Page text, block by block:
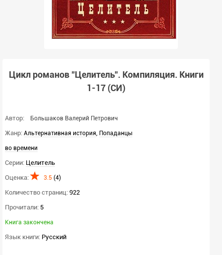
Цикл романов "Целитель". Компиляция. Книги
1-17 (СИ)
Автор: Большаков Валерий Петрович
Жанр: Альтернативная история, Попаданцы
во времени
Серии: Целитель
Оценка:
3.5 (4)
Количество страниц: 922
Прочитали: 5
Книга закончена
Язык книги: Русский